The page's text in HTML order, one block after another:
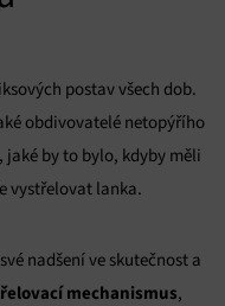
postav všech dob.
obdivovatelé netopýřího
jaké by to bylo, kdyby měli
vystřelovat lanka.
nadšení ve skutečnost a
mechanismus,